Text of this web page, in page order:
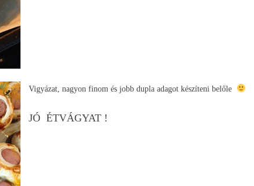
Vigyázat, nagyon finom és jobb dupla adagot készíteni belőle
JÓ ÉTVÁGYAT !